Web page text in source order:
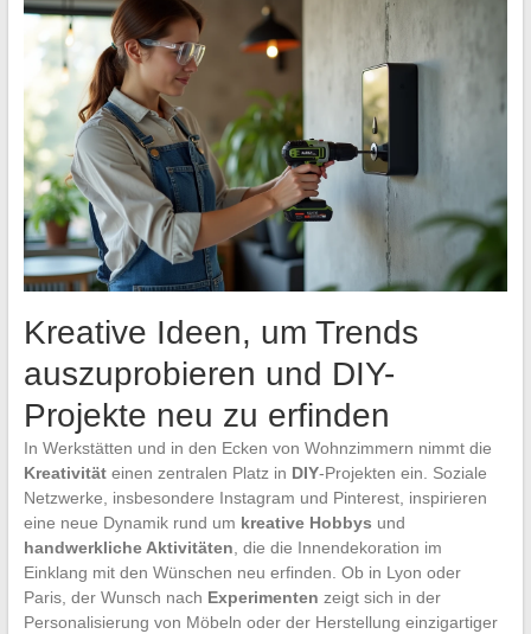
Kreative Ideen, um Trends
auszuprobieren und DIY-
Projekte neu zu erfinden
In Werkstätten und in den Ecken von Wohnzimmern nimmt die
Kreativitäteinen zentralen Platz in DIY-Projekten ein. Soziale
Netzwerke, insbesondere Instagram und Pinterest, inspirieren
eine neue Dynamik rund um kreative Hobbys und
handwerkliche Aktivitäten , die die Innendekoration im
Einklang mit den Wünschen neu erfinden. Ob in Lyon oder
Paris, der Wunsch nach Experimenten zeigt sich in der
Personalisierung von Möbeln oder der Herstellung einzigartiger